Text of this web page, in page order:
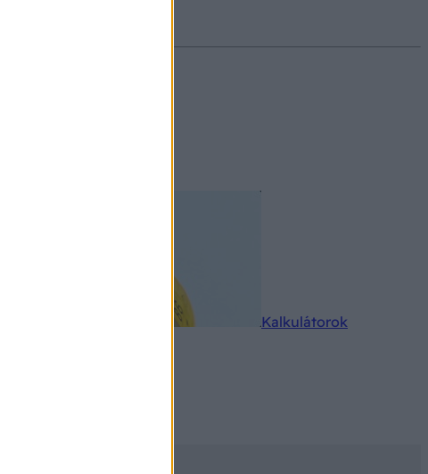
Kalkulátorok